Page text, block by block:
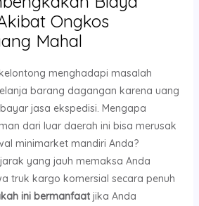
Ongkos
Mahal
menghadapi masalah
barang dagangan karena uang
jasa ekspedisi. Mengapa
dari luar daerah ini bisa merusak
minimarket mandiri Anda?
yang jauh memaksa Anda
truk kargo komersial secara penuh
ini bermanfaatjika Anda